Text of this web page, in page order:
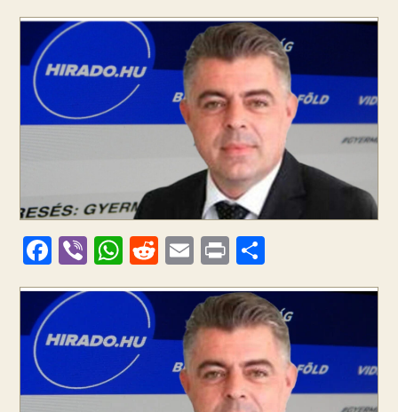
F
ac
e
b
o
Vi
b
W
h
at
s
A
p
R
e
di
E
m
ai
l
Pr
in
t
ss
za
m
e
g